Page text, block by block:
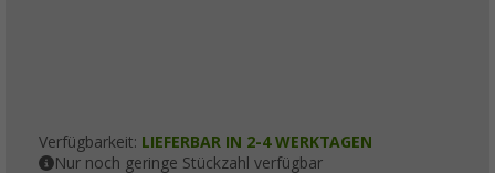
Verfügbarkeit: LIEFERBAR IN 2-4 WERKTAGEN
Nur noch geringe Stückzahl verfügbar